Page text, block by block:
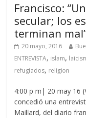
Francisco:
secular; los
terminan
20 mayo, 2016
ENTREVISTA, islam,
refugiados, religion
4:00 p m| 20 may 16
concedió una
Maillard, del diario